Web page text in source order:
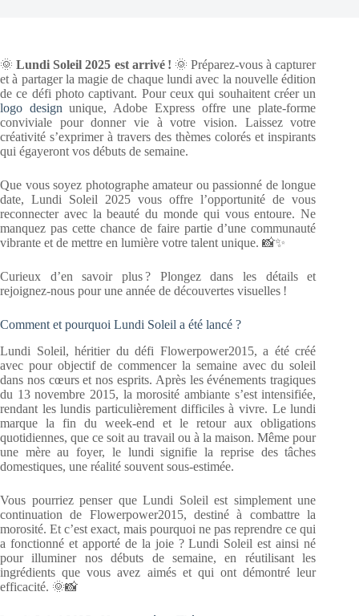
🌞Lundi Soleil 2025 est arrivé ! 🌞 Préparez-vous à capturer
et à partager la magie de chaque lundi avec la nouvelle édition
de ce défi photo captivant. Pour ceux qui souhaitent créer un
logo design unique, Adobe Express offre une plate-forme
conviviale pour donner vie à votre vision. Laissez votre
créativité s’exprimer à travers des thèmes colorés et inspirants
qui égayeront vos débuts de semaine.
Que vous soyez photographe amateur ou passionné de longue
date, Lundi Soleil 2025 vous offre l’opportunité de vous
reconnecter avec la beauté du monde qui vous entoure. Ne
manquez pas cette chance de faire partie d’une communauté
vibrante et de mettre en lumière votre talent unique. 📸✨
Curieux d’en savoir plus ? Plongez dans les détails et
rejoignez-nous pour une année de découvertes visuelles !
Comment et pourquoi Lundi Soleil a été lancé ?
Lundi Soleil, héritier du défi Flowerpower2015, a été créé
avec pour objectif de commencer la semaine avec du soleil
dans nos cœurs et nos esprits. Après les événements tragiques
du 13 novembre 2015, la morosité ambiante s’est intensifiée,
rendant les lundis particulièrement difficiles à vivre. Le lundi
marque la fin du week-end et le retour aux obligations
quotidiennes, que ce soit au travail ou à la maison. Même pour
une mère au foyer, le lundi signifie la reprise des tâches
domestiques, une réalité souvent sous-estimée.
Vous pourriez penser que Lundi Soleil est simplement une
continuation de Flowerpower2015, destiné à combattre la
morosité. Et c’est exact, mais pourquoi ne pas reprendre ce qui
a fonctionné et apporté de la joie ? Lundi Soleil est ainsi né
pour illuminer nos débuts de semaine, en réutilisant les
ingrédients que vous avez aimés et qui ont démontré leur
efficacité. 🌞📸